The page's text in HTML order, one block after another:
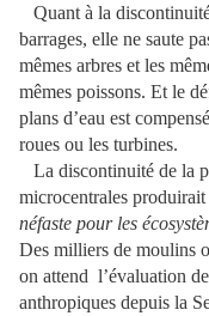
Quant à la
barrages, elle ne saute
mêmes arbres et les
mêmes poissons. Et le
plans d’eau est
roues ou les turbines.
La discontinuité de la
microcentrales produirait
néfaste pour les
Des milliers de moulins
on attend l’évaluation
anthropiques depuis la